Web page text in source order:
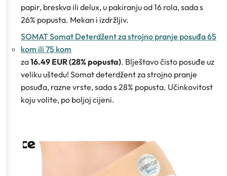
papir, breskva ili delux, u pakiranju od 16 rola, sada s
26% popusta. Mekan i izdržljiv.
SOMAT Somat Deterdžent za strojno pranje posuđa 65
kom ili 75 kom
za16.49 EUR (28% popusta). Blještavo čisto posuđe uz
veliku uštedu! Somat deterdžent za strojno pranje
posuđa, razne vrste, sada s 28% popusta. Učinkovitost
koju volite, po boljoj cijeni.